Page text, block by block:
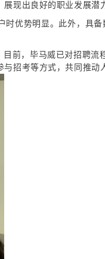
现出良好的职业发展潜
优势明显。此外，具
前，毕马威已对招聘流
招考等方式，共同推动